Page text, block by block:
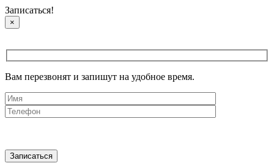
Записаться!
×
Вам перезвонят и запишут на удобное время.